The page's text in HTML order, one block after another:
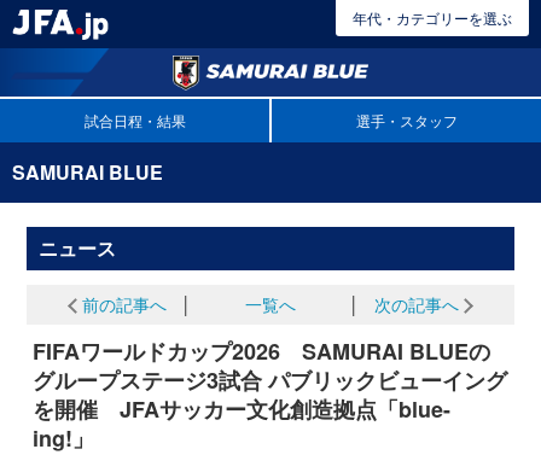
年代・カテゴリーを選ぶ
試合日程・結果 選手・スタッフ
SAMURAI BLUE
ニュース
前の記事へ 一覧へ 次の記事へ
FIFAワールドカップ2026 SAMURAI BLUEの
グループステージ3試合 パブリックビューイング
を開催 JFAサッカー文化創造拠点「blue-
ing!」